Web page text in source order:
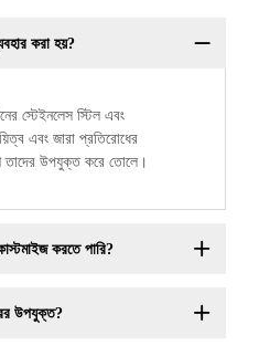
করা হয়?
স্টেইনলেস স্টিল এবং
এবং জারা প্রতিরোধের
তাদের উপযুক্ত করে তোলে।
করতে পারি?
উপযুক্ত?